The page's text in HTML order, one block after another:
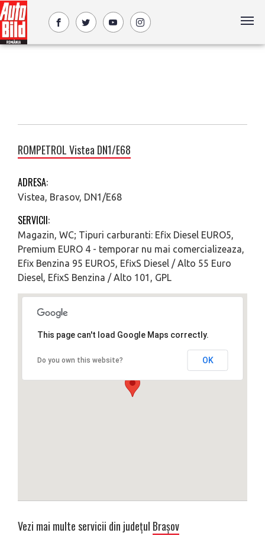
ROMPETROL Vistea DN1/E68
ADRESA:
Vistea, Brasov, DN1/E68
SERVICII:
Magazin, WC; Tipuri carburanti: Efix Diesel EURO5,
Premium EURO 4 - temporar nu mai comercializeaza,
Efix Benzina 95 EURO5, EfixS Diesel / Alto 55 Euro
Diesel, EfixS Benzina / Alto 101, GPL
This page can't load Google Maps correctly.
Do you own this website? OK
Vezi mai multe servicii din județul Brașov